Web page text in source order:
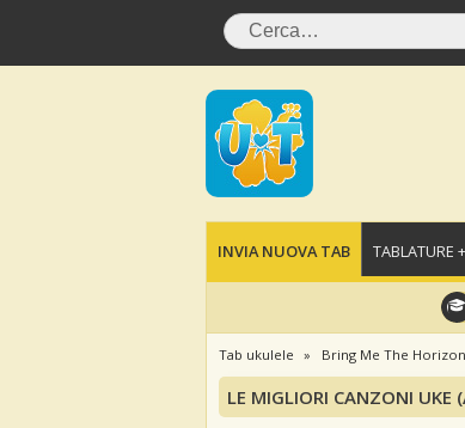
INVIA NUOVA TAB TABLATURE +
Tab ukulele Bring Me The Horizon
LE MIGLIORI CANZONI UKE